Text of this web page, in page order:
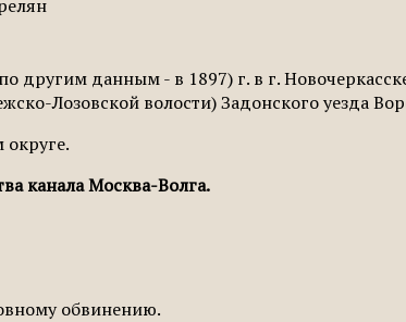
другим данным - в 1897) г. в г.
Лозовской волости) Задонского уезда
канала Москва-Волга.
обвинению.